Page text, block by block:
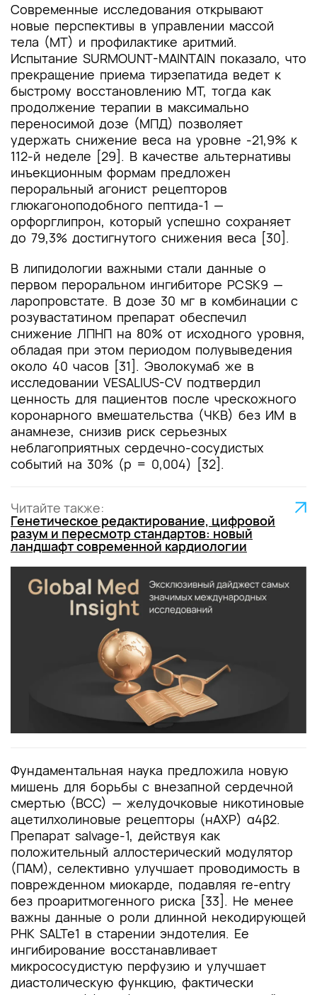
Современные исследования открывают
новые перспективы в управлении массой
тела (МТ) и профилактике аритмий.
Испытание SURMOUNT-MAINTAIN показало, что
прекращение приема тирзепатида ведет к
быстрому восстановлению МТ, тогда как
продолжение терапии в максимально
переносимой дозе (МПД) позволяет
удержать снижение веса на уровне -21,9% к
112-й неделе [29]. В качестве альтернативы
инъекционным формам предложен
пероральный агонист рецепторов
глюкагоноподобного пептида-1 —
орфорглипрон, который успешно сохраняет
до 79,3% достигнутого снижения веса [30].
В липидологии важными стали данные о
первом пероральном ингибиторе PCSK9 —
ларопровстате. В дозе 30 мг в комбинации с
розувастатином препарат обеспечил
снижение ЛПНП на 80% от исходного уровня,
обладая при этом периодом полувыведения
около 40 часов [31]. Эволокумаб же в
исследовании VESALIUS-CV подтвердил
ценность для пациентов после чрескожного
коронарного вмешательства (ЧКВ) без ИМ в
анамнезе, снизив риск серьезных
неблагоприятных сердечно-сосудистых
событий на 30% (p = 0,004) [32].
Читайте также:
Генетическое редактирование, цифровой
разум и пересмотр стандартов: новый
ландшафт современной кардиологии
Фундаментальная наука предложила новую
мишень для борьбы с внезапной сердечной
смертью (ВСС) — желудочковые никотиновые
ацетилхолиновые рецепторы (нАХР) α4β2.
Препарат salvage-1, действуя как
положительный аллостерический модулятор
(ПАМ), селективно улучшает проводимость в
поврежденном миокарде, подавляя re-entry
без проаритмогенного риска [33]. Не менее
важны данные о роли длинной некодирующей
РНК SALTe1 в старении эндотелия. Ее
ингибирование восстанавливает
микрососудистую перфузию и улучшает
диастолическую функцию, фактически